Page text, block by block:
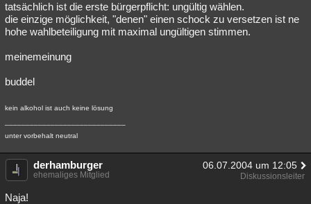
tatsächlich ist die erste bürgerpflicht: ungültig wählen.
die einzige möglichkeit, "denen" einen schock zu versetzen ist ne
hohe wahlbeteiligung mit maximal ungültigen stimmen.
meinemeinung
buddel
kein alkohol ist auch keine lösung
unter vorbehalt neutral
derhamburger 06.07.2004 um 12:05
ehemaliges Mitglied Diskussionsleiter
Naja!